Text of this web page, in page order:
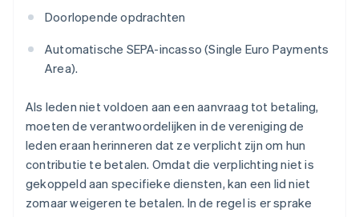
Doorlopende opdrachten
Automatische SEPA-incasso (Single Euro Payments
Area).
Als leden niet voldoen aan een aanvraag tot betaling,
moeten de verantwoordelijken in de vereniging de
leden eraan herinneren dat ze verplicht zijn om hun
contributie te betalen. Omdat die verplichting niet is
gekoppeld aan specifieke diensten, kan een lid niet
zomaar weigeren te betalen. In de regel is er sprake